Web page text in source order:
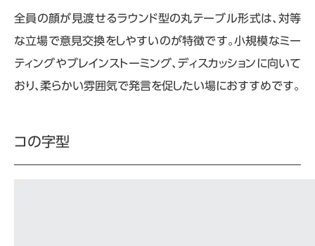
全員の顔が見渡せるラウンド型の丸テーブル形式は、対等
な立場で意見交換をしやすいのが特徴です。小規模なミー
ティングやブレインストーミング、ディスカッションに向いて
おり、柔らかい雰囲気で発言を促したい場におすすめです。
コの字型